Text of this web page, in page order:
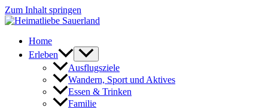
Zum Inhalt springen
Home
Erleben
Ausflugsziele
Wandern, Sport und Aktives
Essen & Trinken
Familie